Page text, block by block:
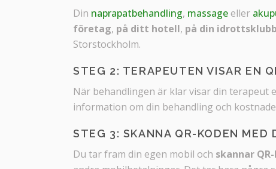
Din naprapatbehandling, massage eller
företag, på ditt hotell, på din idrottsklubb
Storstockholm.
STEG 2: TERAPEUTEN VISAR EN
När behandlingen är klar visar din terapeut
information om din behandling och
STEG 3: SKANNA QR-KODEN MED
Du tar fram din egen mobil och skannar